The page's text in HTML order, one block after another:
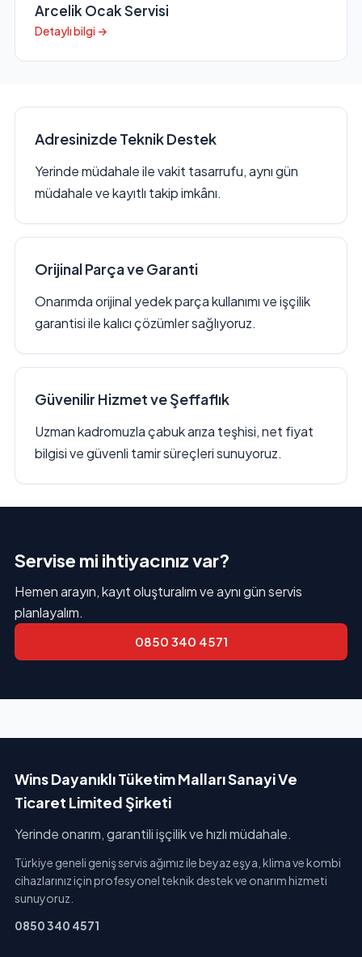
Arcelik Ocak Servisi
Detaylı bilgi →
Adresinizde Teknik Destek
Yerinde müdahale ile vakit tasarrufu, aynı gün
müdahale ve kayıtlı takip imkânı.
Orijinal Parça ve Garanti
Onarımda orijinal yedek parça kullanımı ve işçilik
garantisi ile kalıcı çözümler sağlıyoruz.
Güvenilir Hizmet ve Şeffaflık
Uzman kadromuzla çabuk arıza teşhisi, net fiyat
bilgisi ve güvenli tamir süreçleri sunuyoruz.
Servise mi ihtiyacınız var?
Hemen arayın, kayıt oluşturalım ve aynı gün servis
planlayalım.
0850 340 4571
Wins Dayanıklı Tüketim Malları Sanayi Ve
Ticaret Limited Şirketi
Yerinde onarım, garantili işçilik ve hızlı müdahale.
Türkiye geneli geniş servis ağımız ile beyaz eşya, klima ve kombi
cihazlarınız için profesyonel teknik destek ve onarım hizmeti
sunuyoruz.
0850 340 4571